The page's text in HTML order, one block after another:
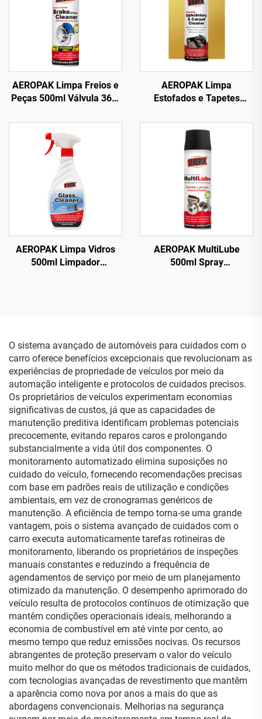
AEROPAK Limpa Freios e
Peças 500ml Válvula 360°
para Freios
AEROPAK Limpa
Estofados e Tapetes
Tudo
AEROPAK Limpa Vidros
500ml Limpador
AEROPAK MultiLube
500ml Spray
O sistema avançado de automóveis para cuidados com o
carro oferece benefícios excepcionais que revolucionam as
experiências de propriedade de veículos por meio da
automação inteligente e protocolos de cuidados precisos.
Os proprietários de veículos experimentam economias
significativas de custos, já que as capacidades de
manutenção preditiva identificam problemas potenciais
precocemente, evitando reparos caros e prolongando
substancialmente a vida útil dos componentes. O
monitoramento automatizado elimina suposições no
cuidado do veículo, fornecendo recomendações precisas
com base em padrões reais de utilização e condições
ambientais, em vez de cronogramas genéricos de
manutenção. A eficiência de tempo torna-se uma grande
vantagem, pois o sistema avançado de cuidados com o
carro executa automaticamente tarefas rotineiras de
monitoramento, liberando os proprietários de inspeções
manuais constantes e reduzindo a frequência de
agendamentos de serviço por meio de um planejamento
otimizado da manutenção. O desempenho aprimorado do
veículo resulta de protocolos contínuos de otimização que
mantêm condições operacionais ideais, melhorando a
economia de combustível em até vinte por cento, ao
mesmo tempo que reduz emissões nocivas. Os recursos
abrangentes de proteção preservam o valor do veículo
muito melhor do que os métodos tradicionais de cuidados,
com tecnologias avançadas de revestimento que mantêm
a aparência como nova por anos a mais do que as
abordagens convencionais. Melhorias na segurança